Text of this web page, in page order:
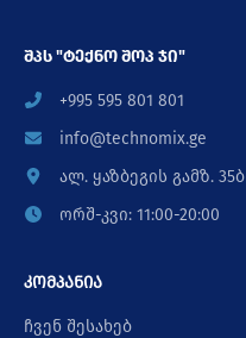
შპს "ტექნო შოპ ჯი"
+995 595 801 801
info@technomix.ge
ალ. ყაზბეგის გამზ. 35ბ
ორშ-კვი: 11:00-20:00
კომპანია
ჩვენ შესახებ